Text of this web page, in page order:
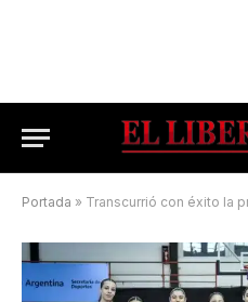
Portada » Transcurrió con éxito la primera